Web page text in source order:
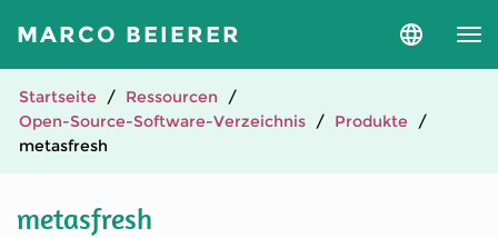
MARCO BEIERER
Sprache
Startseite
Ressourcen
Open-Source-Software-Verzeichnis
Produkte
metasfresh
metasfresh